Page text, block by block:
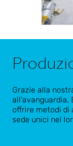
Ricerca
Grazie alla
all'avanguardia,
offrire metodi di
sede unici nel